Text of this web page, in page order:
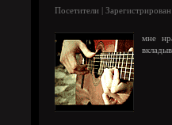
Посетители |
мне